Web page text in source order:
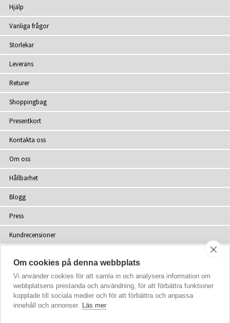
Hjälp
Vanliga frågor
Storlekar
Leverans
Returer
Shoppingbag
Presentkort
Kontakta oss
Om oss
Hållbarhet
Blogg
Press
Kundrecensioner
Webbplatskarta
Om cookies på denna webbplats
Vi använder cookies för att samla in och analysera information om
webbplatsens prestanda och användning, för att förbättra funktioner
kopplade till sociala medier och för att förbättra och anpassa
innehåll och annonser. Läs mer